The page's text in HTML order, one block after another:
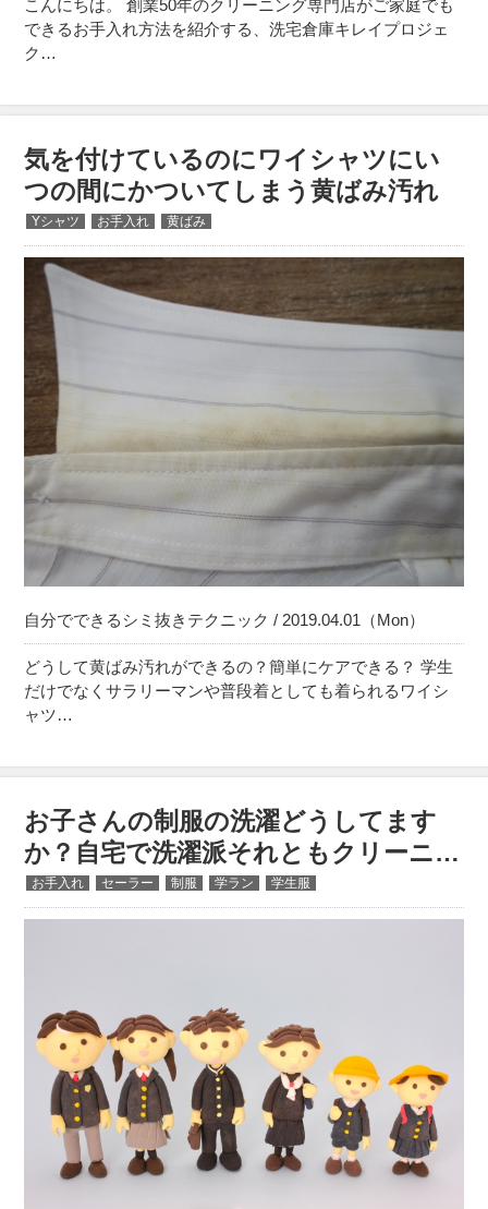
こんにちは。 創業50年のクリーニング専門店がご家庭でも
できるお手入れ方法を紹介する、洗宅倉庫キレイプロジェ
ク…
気を付けているのにワイシャツにい
つの間にかついてしまう黄ばみ汚れ
Yシャツ お手入れ 黄ばみ
自分でできるシミ抜きテクニック / 2019.04.01（Mon）
どうして黄ばみ汚れができるの？簡単にケアできる？ 学生
だけでなくサラリーマンや普段着としても着られるワイシ
ャツ…
お子さんの制服の洗濯どうしてます
か？自宅で洗濯派それともクリーニ…
お手入れ セーラー 制服 学ラン 学生服